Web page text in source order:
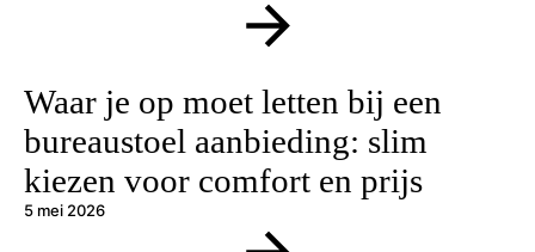
Waar je op moet letten bij een
bureaustoel aanbieding: slim
kiezen voor comfort en prijs
5 mei 2026